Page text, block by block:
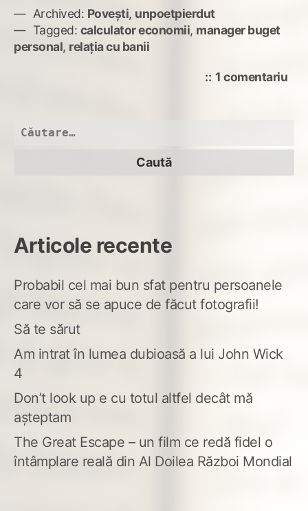
Archived: Povești, unpoetpierdut
Tagged: calculator economii, manager buget
personal, relația cu banii
1 comentariula
Caută
Articole recente
Probabil cel mai bun sfat pentru persoanele
care vor să se apuce de făcut fotografii!
Să te sărut
Am intrat în lumea dubioasă a lui John Wick
4
Don’t look up e cu totul altfel decât mă
așteptam
The Great Escape – un film ce redă fidel o
întâmplare reală din Al Doilea Război Mondial